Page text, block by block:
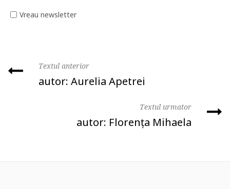
Vreau newsletter
Textul anterior
autor: Aurelia Apetrei
Textul urmator
autor: Florența Mihaela